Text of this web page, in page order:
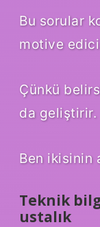
Bu sorular
motive
Çünkü
da geliştirir.
Ben ikisinin
Teknik
ustalık